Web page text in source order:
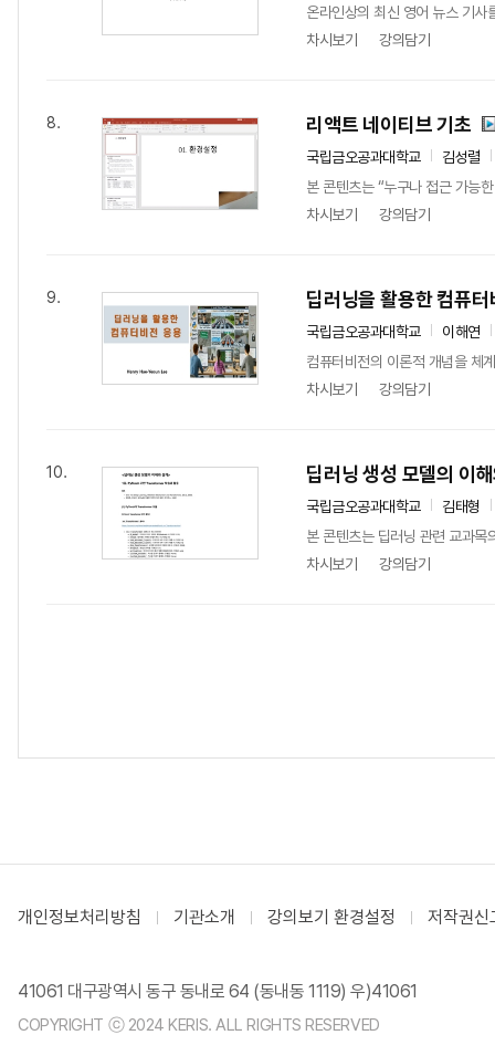
온라인상의 최신 영어 뉴스 기사
차시보기
강의담기
8. 리액트 네이티브 기초
국립금오공과대학교
김성렬
본 콘텐츠는 “누구나 접근 가능
차시보기
강의담기
9. 딥러닝을 활용한 컴퓨터
국립금오공과대학교
이해연
컴퓨터비전의 이론적 개념을 체
차시보기
강의담기
10. 딥러닝 생성 모델의 이
국립금오공과대학교
김태형
본 콘텐츠는 딥러닝 관련 교과
차시보기
강의담기
개인정보처리방침 기관소개 강의보기 환경설정 저작권신
41061 대구광역시 동구 동내로 64 (동내동 1119) 우)41061
COPYRIGHT ⓒ 2024 KERIS. ALL RIGHTS RESERVED